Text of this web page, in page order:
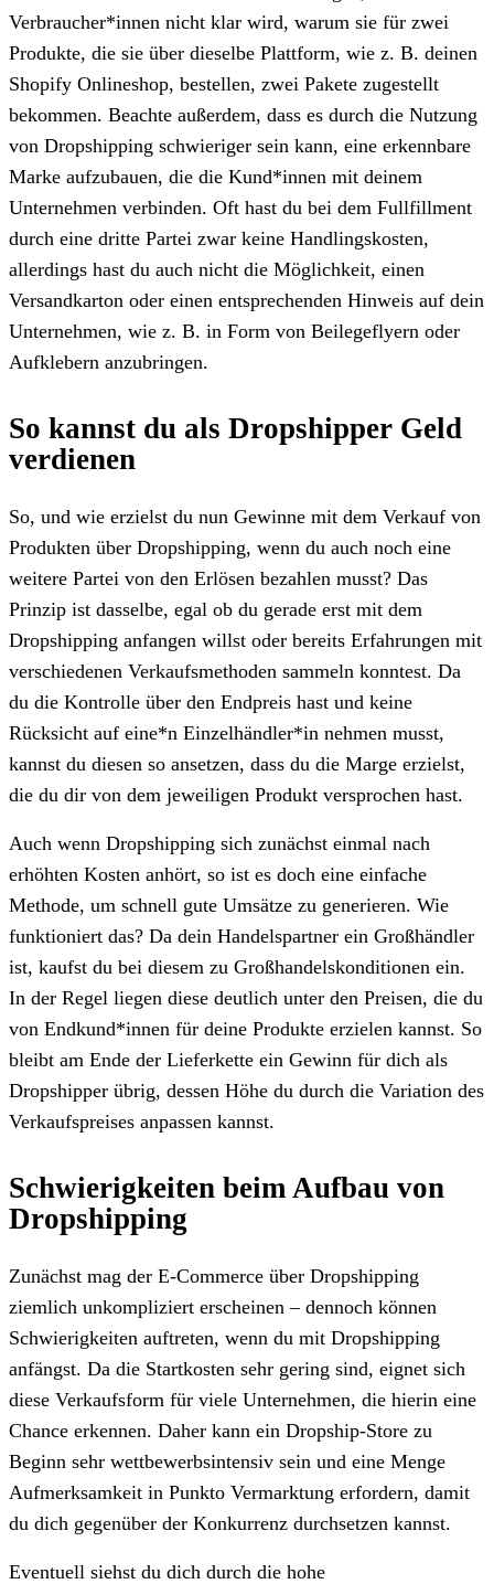
Verbraucher*innen nicht klar wird, warum sie für zwei
Produkte, die sie über dieselbe Plattform, wie z. B. deinen
Shopify Onlineshop, bestellen, zwei Pakete zugestellt
bekommen. Beachte außerdem, dass es durch die Nutzung
von Dropshipping schwieriger sein kann, eine erkennbare
Marke aufzubauen, die die Kund*innen mit deinem
Unternehmen verbinden. Oft hast du bei dem Fullfillment
durch eine dritte Partei zwar keine Handlingskosten,
allerdings hast du auch nicht die Möglichkeit, einen
Versandkarton oder einen entsprechenden Hinweis auf dein
Unternehmen, wie z. B. in Form von Beilegeflyern oder
Aufklebern anzubringen.
So kannst du als Dropshipper Geld
verdienen
So, und wie erzielst du nun Gewinne mit dem Verkauf von
Produkten über Dropshipping, wenn du auch noch eine
weitere Partei von den Erlösen bezahlen musst? Das
Prinzip ist dasselbe, egal ob du gerade erst mit dem
Dropshipping anfangen willst oder bereits Erfahrungen mit
verschiedenen Verkaufsmethoden sammeln konntest. Da
du die Kontrolle über den Endpreis hast und keine
Rücksicht auf eine*n Einzelhändler*in nehmen musst,
kannst du diesen so ansetzen, dass du die Marge erzielst,
die du dir von dem jeweiligen Produkt versprochen hast.
Auch wenn Dropshipping sich zunächst einmal nach
erhöhten Kosten anhört, so ist es doch eine einfache
Methode, um schnell gute Umsätze zu generieren. Wie
funktioniert das? Da dein Handelspartner ein Großhändler
ist, kaufst du bei diesem zu Großhandelskonditionen ein.
In der Regel liegen diese deutlich unter den Preisen, die du
von Endkund*innen für deine Produkte erzielen kannst. So
bleibt am Ende der Lieferkette ein Gewinn für dich als
Dropshipper übrig, dessen Höhe du durch die Variation des
Verkaufspreises anpassen kannst.
Schwierigkeiten beim Aufbau von
Dropshipping
Zunächst mag der E-Commerce über Dropshipping
ziemlich unkompliziert erscheinen – dennoch können
Schwierigkeiten auftreten, wenn du mit Dropshipping
anfängst. Da die Startkosten sehr gering sind, eignet sich
diese Verkaufsform für viele Unternehmen, die hierin eine
Chance erkennen. Daher kann ein Dropship-Store zu
Beginn sehr wettbewerbsintensiv sein und eine Menge
Aufmerksamkeit in Punkto Vermarktung erfordern, damit
du dich gegenüber der Konkurrenz durchsetzen kannst.
Eventuell siehst du dich durch die hohe